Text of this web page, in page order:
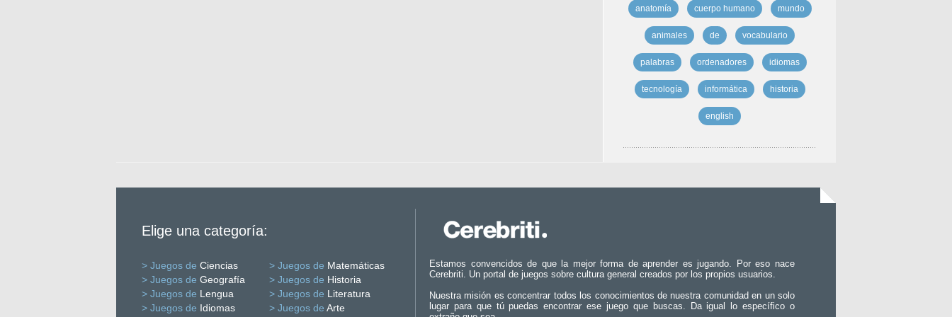
anatomía cuerpo humano mundo
animales de vocabulario
palabras ordenadores idiomas
tecnología informática historia
english
Elige una categoría:
> Juegos de Ciencias > Juegos de Matemáticas
> Juegos de Geografía > Juegos de Historia
> Juegos de Lengua > Juegos de Literatura
> Juegos de Idiomas > Juegos de Arte
Estamos convencidos de que la mejor forma de aprender es jugando. Por eso nace
Cerebriti. Un portal de juegos sobre cultura general creados por los propios usuarios.
Nuestra misión es concentrar todos los conocimientos de nuestra comunidad en un solo
lugar para que tú puedas encontrar ese juego que buscas. Da igual lo específico o